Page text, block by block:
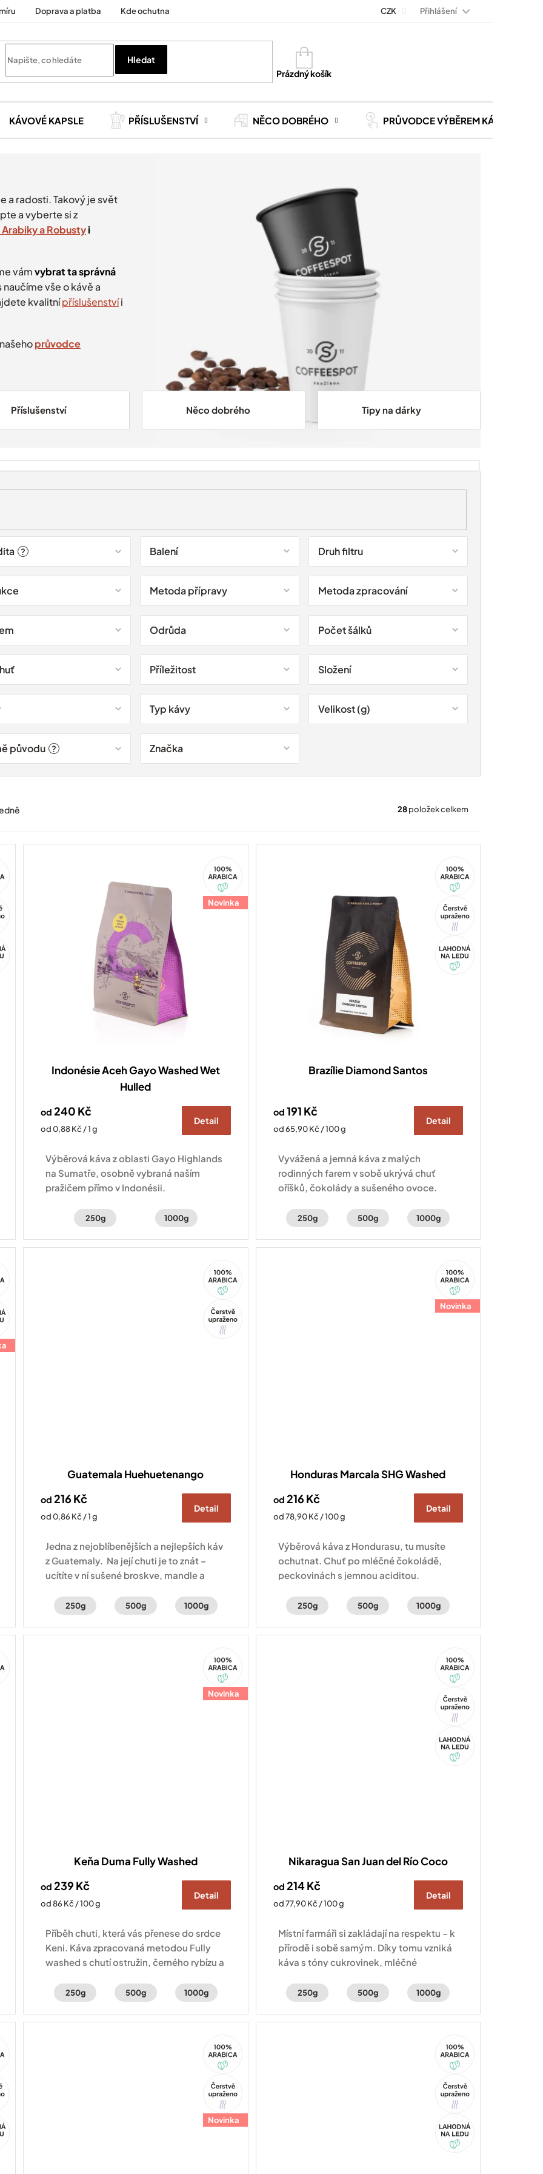
Doprava a platba Kde ochutnat Kontakt Kariéra
CZK Přihlášení
Hledat
Nákupní
košík
Prázdný košík
KÁVOVÉ KAPSLE PŘÍSLUŠENSTVÍ NĚCO DOBRÉHO PRŮVODCE VÝBĚREM KÁVY
a radosti. Takový je svět
a vyberte si z
a Robustyi
vámvybrat ta správná
naučíme vše o kávě a
kvalitnípříslušenstvíi
průvodce
Příslušenství Něco dobrého Tipy na dárky
28položek celkem
? Balení Druh filtru
Metoda přípravy Metoda zpracování
Odrůda Počet šálků
Příležitost Složení
Typ kávy Velikost (g)
původu ? Značka
Arabica
Novinka
Indonésie Aceh Gayo Washed Wet
Hulled
od 240 Kč
Měrná
od 0,88 Kč / 1 g
Detail
Výběrová káva z oblasti Gayo Highlands
na Sumatře, osobně vybraná naším
pražičem přímo v Indonésii.
250g 1000g
Tip
Arabica
Brazílie Diamond Santos
od 191 Kč
Měrná
od 65,90 Kč / 100 g
Detail
Vyvážená a jemná káva z malých
rodinných farem v sobě ukrývá chuť
oříšků, čokolády a sušeného ovoce.
250g 500g 1000g
Tip
Arabica
Guatemala Huehuetenango
od 216 Kč
Měrná
od 0,86 Kč / 1 g
Detail
Jedna z nejoblíbenějších a nejlepších káv
z Guatemaly. Na její chuti je to znát –
ucítíte v ní sušené broskve, mandle a
250g 500g 1000g
Arabica
Novinka
Honduras Marcala SHG Washed
od 216 Kč
Měrná
od 78,90 Kč / 100 g
Detail
Výběrová káva z Hondurasu, tu musíte
ochutnat. Chuť po mléčné čokoládě,
peckovinách s jemnou aciditou.
250g 500g 1000g
Arabica
Novinka
Keňa Duma Fully Washed
od 239 Kč
Měrná
od 86 Kč / 100 g
Detail
Příběh chuti, která vás přenese do srdce
Keni. Káva zpracovaná metodou Fully
washed s chutí ostružin, černého rybízu a
250g 500g 1000g
Tip
Arabica
Nikaragua San Juan del Río Coco
od 214 Kč
Měrná
od 77,90 Kč / 100 g
Detail
Místní farmáři si zakládají na respektu – k
přírodě i sobě samým. Díky tomu vzniká
káva s tóny cukrovinek, mléčné
250g 500g 1000g
Novinka
Tip
Arabica
Tip
Arabica